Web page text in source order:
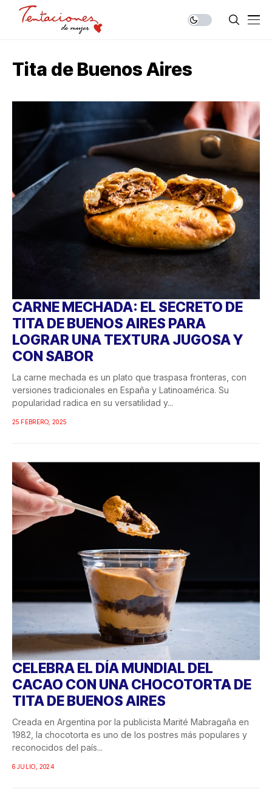
Tita de Buenos Aires
CARNE MECHADA: EL SECRETO DE
TITA DE BUENOS AIRES PARA
LOGRAR UNA TEXTURA JUGOSA Y
CON SABOR
La carne mechada es un plato que traspasa fronteras, con
versiones tradicionales en España y Latinoamérica. Su
popularidad radica en su versatilidad y...
25 FEBRERO, 2025
CELEBRA EL DÍA MUNDIAL DEL
CACAO CON UNA CHOCOTORTA DE
TITA DE BUENOS AIRES
Creada en Argentina por la publicista Marité Mabragaña en
1982, la chocotorta es uno de los postres más populares y
reconocidos del país...
6 JULIO, 2024